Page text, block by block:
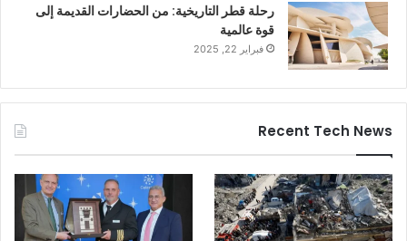
رحلة قطر التاريخية: من الحضارات القديمة إلى
قوة عالمية
فبراير 22, 2025
Recent Tech News